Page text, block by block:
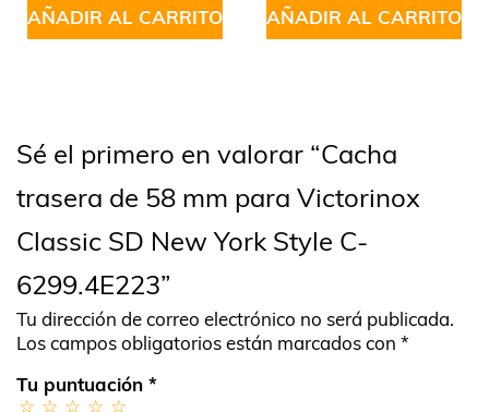
AÑADIR AL CARRITO AÑADIR AL CARRITO
Sé el primero en valorar “Cacha
trasera de 58 mm para Victorinox
Classic SD New York Style C-
6299.4E223”
Tu dirección de correo electrónico no será publicada.
Los campos obligatorios están marcados con *
Tu puntuación *